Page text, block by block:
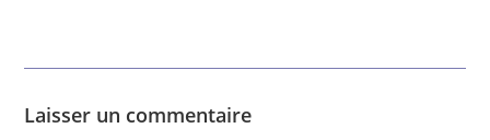
Laisser un commentaire